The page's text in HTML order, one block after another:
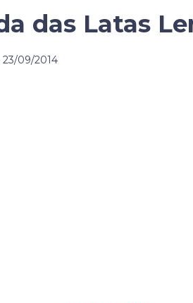
das Latas
23/09/2014